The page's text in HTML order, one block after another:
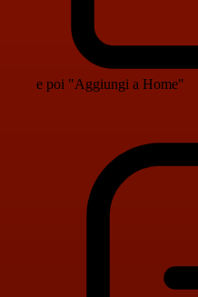
e poi "Aggiungi a Home"